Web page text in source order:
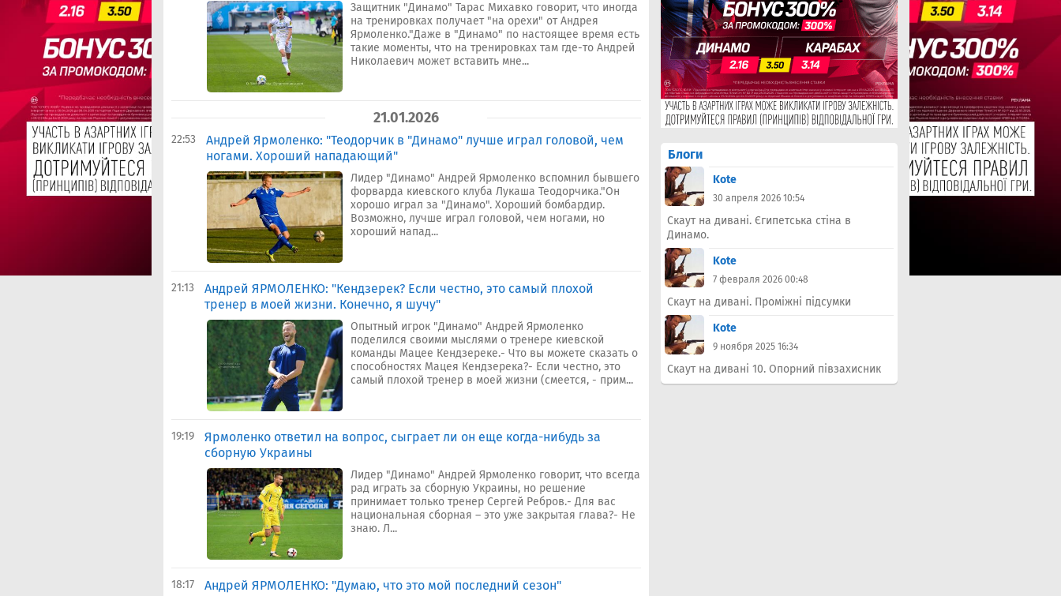
Защитник "Динамо" Тарас Михавко говорит, что иногда
на тренировках получает "на орехи" от Андрея
Ярмоленко."Даже в "Динамо" по настоящее время есть
такие моменты, что на тренировках там где-то Андрей
Николаевич может вставить мне...
21.01.2026
22:53
Андрей Ярмоленко: "Теодорчик в "Динамо" лучше играл головой, чем
ногами. Хороший нападающий"
Лидер "Динамо" Андрей Ярмоленко вспомнил бывшего
форварда киевского клуба Лукаша Теодорчика."Он
хорошо играл за "Динамо". Хороший бомбардир.
Возможно, лучше играл головой, чем ногами, но
хороший напад...
21:13
Андрей ЯРМОЛЕНКО: "Кендзерек? Если честно, это самый плохой
тренер в моей жизни. Конечно, я шучу"
Опытный игрок "Динамо" Андрей Ярмоленко
поделился своими мыслями о тренере киевской
команды Мацее Кендзереке.- Что вы можете сказать о
способностях Мацея Кендзерека?- Если честно, это
самый плохой тренер в моей жизни (смеется, - прим...
19:19
Ярмоленко ответил на вопрос, сыграет ли он еще когда-нибудь за
сборную Украины
Лидер "Динамо" Андрей Ярмоленко говорит, что всегда
рад играть за сборную Украины, но решение
принимает только тренер Сергей Ребров.- Для вас
национальная сборная – это уже закрытая глава?- Не
знаю. Л...
18:17 Андрей ЯРМОЛЕНКО: "Думаю, что это мой последний сезон"
Блоги
Kote
30 апреля 2026 10:54
Скаут на дивані. Єгипетська стіна в
Динамо.
Kote
7 февраля 2026 00:48
Скаут на дивані. Проміжні підсумки
Kote
9 ноября 2025 16:34
Скаут на дивані 10. Опорний півзахисник